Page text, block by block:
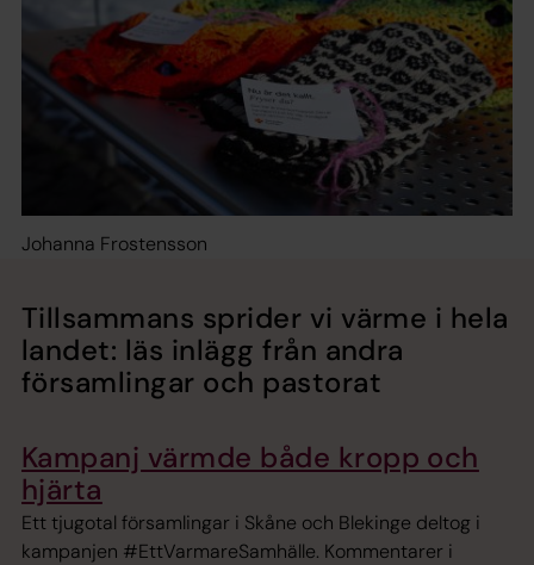
Johanna Frostensson
Tillsammans sprider vi värme i hela
landet: läs inlägg från andra
församlingar och pastorat
Kampanj värmde både kropp och
hjärta
Ett tjugotal församlingar i Skåne och Blekinge deltog i
kampanjen #EttVarmareSamhälle. Kommentarer i